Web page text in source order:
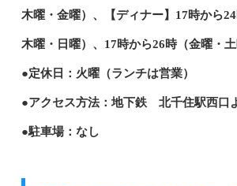
木曜・金曜）、【ディナー】17時から
木曜・日曜）、17時から26時（金曜・土
●定休日：火曜（ランチは営業）
●アクセス方法：地下鉄 北千住駅西口
●駐車場：なし